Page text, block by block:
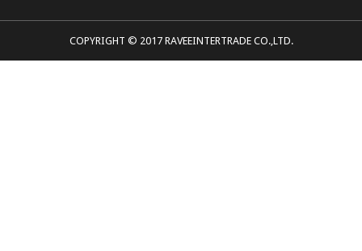
COPYRIGHT © 2017 RAVEEINTERTRADE CO.,LTD.